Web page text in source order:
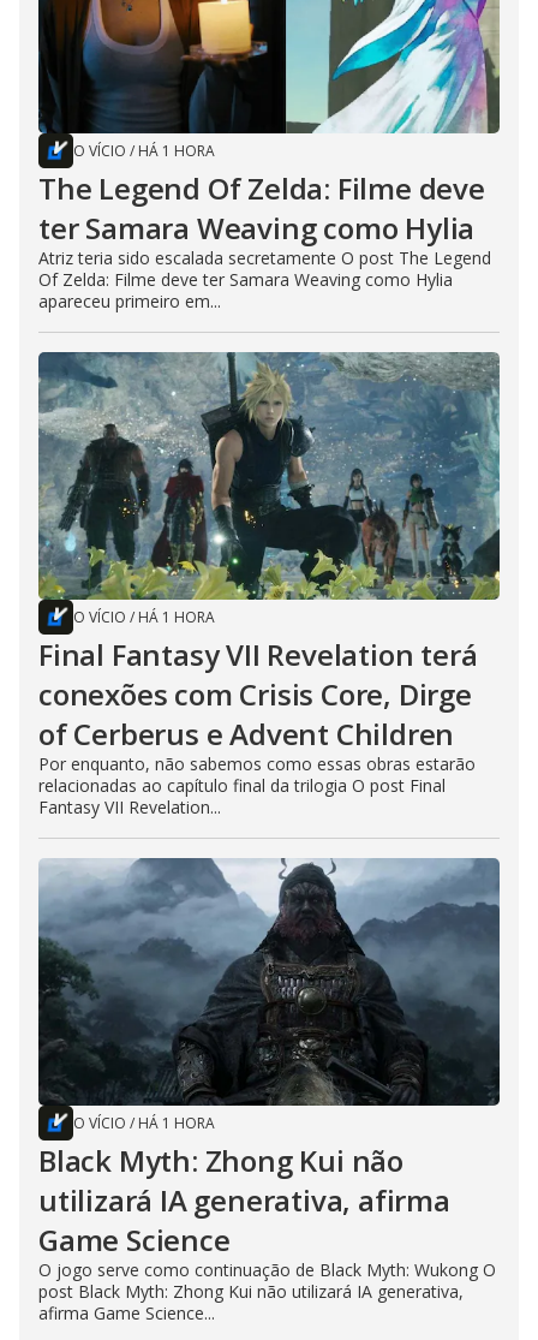
O VÍCIO / HÁ 1 HORA
The Legend Of Zelda: Filme deve
ter Samara Weaving como Hylia
Atriz teria sido escalada secretamente O post The Legend
Of Zelda: Filme deve ter Samara Weaving como Hylia
apareceu primeiro em...
O VÍCIO / HÁ 1 HORA
Final Fantasy VII Revelation terá
conexões com Crisis Core, Dirge
of Cerberus e Advent Children
Por enquanto, não sabemos como essas obras estarão
relacionadas ao capítulo final da trilogia O post Final
Fantasy VII Revelation...
O VÍCIO / HÁ 1 HORA
Black Myth: Zhong Kui não
utilizará IA generativa, afirma
Game Science
O jogo serve como continuação de Black Myth: Wukong O
post Black Myth: Zhong Kui não utilizará IA generativa,
afirma Game Science...